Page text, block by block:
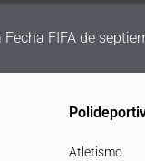
FIFA de
Atletismo